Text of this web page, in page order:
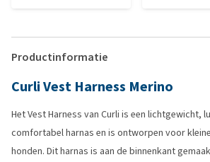
Productinformatie
Curli Vest Harness Merino
Het Vest Harness van Curli is een lichtgewicht,
comfortabel harnas en is ontworpen voor
honden. Dit harnas is aan de binnenkant